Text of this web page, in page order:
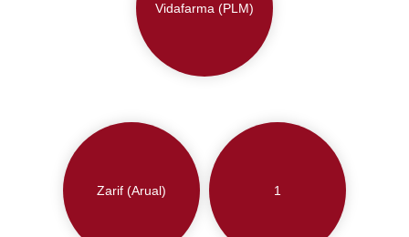
Vidafarma (PLM)
Zarif (Arual) 1